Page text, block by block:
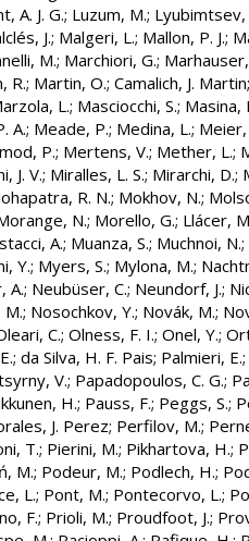
A. J. G.; Luzum, M.; Lyubimtsev,
J.; Malgeri, L.; Mallon, P. J.;
M.; Marchiori, G.;
R.; Martin, O.; Camalich, J. Martin
L.; Masciocchi, S.; Masina,
A.; Meade, P.; Medina, L.; Meier,
P.; Mertens, V.; Mether, L.;
J. V.; Miralles, L. S.; Mirarchi, D.;
R. N.; Mokhov, N.;
N.; Morello, G.; Llácer,
A.; Muanza, S.; Muchnoi, N.;
Y.; Myers, S.; Mylona, M.;
A.; Neubüser, C.; Neundorf, J.;
M.; Nosochkov, Y.; Novák, M.;
C.; Olness, F. I.; Onel, Y.;
; da Silva, H. F. Pais; Palmieri, E.;
V.; Papadopoulos, C. G.;
H.; Pauss, F.; Peggs, S.;
J. Perez; Perfilov, M.;
T.; Pierini, M.; Pikhartova, H.;
M.; Podeur, M.; Podlech, H.;
L.; Pont, M.; Pontecorvo, L.;
F.; Prioli, M.; Proudfoot, J.;